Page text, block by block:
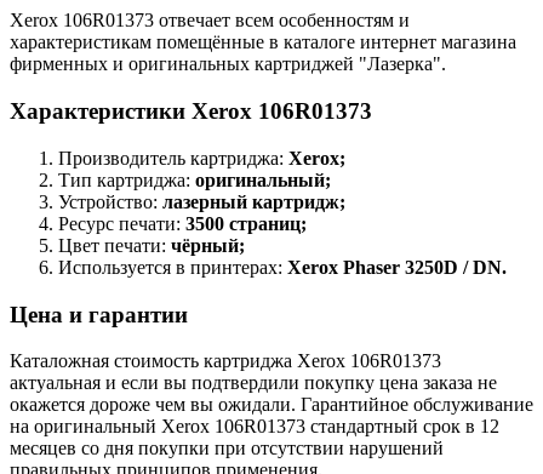
Xerox 106R01373 отвечает всем особенностям и
характеристикам помещённые в каталоге интернет магазина
фирменных и оригинальных картриджей "Лазерка".
Характеристики Xerox 106R01373
Производитель картриджа: Xerox;
Тип картриджа: оригинальный;
Устройство: лазерный картридж;
Ресурс печати: 3500 страниц;
Цвет печати: чёрный;
Используется в принтерах: Xerox Phaser 3250D / DN.
Цена и гарантии
Каталожная стоимость картриджа Xerox 106R01373
актуальная и если вы подтвердили покупку цена заказа не
окажется дороже чем вы ожидали. Гарантийное обслуживание
на оригинальный Xerox 106R01373 стандартный срок в 12
месяцев со дня покупки при отсутствии нарушений